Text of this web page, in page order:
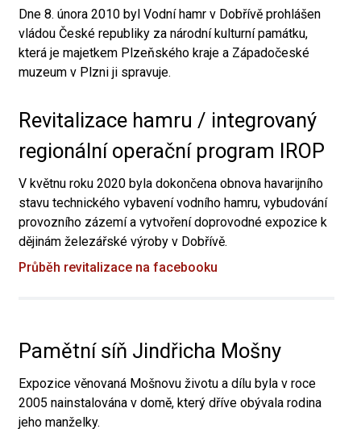
Dne 8. února 2010 byl Vodní hamr v Dobřívě prohlášen
vládou České republiky za národní kulturní památku,
která je majetkem Plzeňského kraje a Západočeské
muzeum v Plzni ji spravuje.
Revitalizace hamru / integrovaný
regionální operační program IROP
V květnu roku 2020 byla dokončena obnova havarijního
stavu technického vybavení vodního hamru, vybudování
provozního zázemí a vytvoření doprovodné expozice k
dějinám železářské výroby v Dobřívě.
Průběh revitalizace na facebooku
Pamětní síň Jindřicha Mošny
Expozice věnovaná Mošnovu životu a dílu byla v roce
2005 nainstalována v domě, který dříve obývala rodina
jeho manželky.